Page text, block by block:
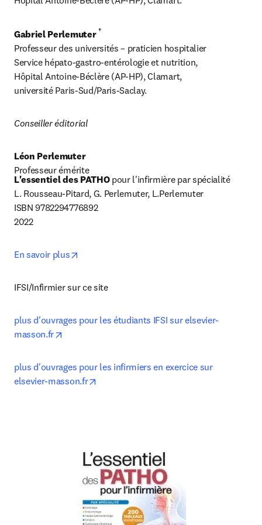
Gabriel Perlemuter †
Professeur des universités – praticien hospitalier
Service hépato-gastro-entérologie et nutrition,
Hôpital Antoine-Béclère (AP-HP), Clamart,
université Paris-Sud/Paris-Saclay.
Conseiller éditorial
Léon Perlemuter
Professeur émérite
L'essentiel des PATHO pour l'infirmière par spécialité
L. Rousseau-Pitard, G. Perlemuter, L.Perlemuter
ISBN 9782294776892
2022
En savoir plus
IFSI/Infirmier sur ce site
plus d'ouvrages pour les étudiants IFSI sur elsevier-
masson.fr
plus d'ouvrages pour les infirmiers en exercice sur
elsevier-masson.fr